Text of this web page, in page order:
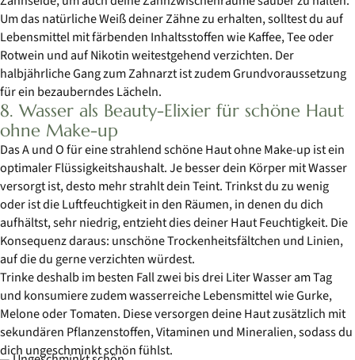
Um das natürliche Weiß deiner Zähne zu erhalten, solltest du auf
Lebensmittel mit färbenden Inhaltsstoffen wie Kaffee, Tee oder
Rotwein und auf Nikotin weitestgehend verzichten. Der
halbjährliche Gang zum Zahnarzt ist zudem Grundvoraussetzung
für ein bezauberndes Lächeln.
8. Wasser als Beauty-Elixier für schöne Haut
ohne Make-up
Das A und O für eine strahlend schöne Haut ohne Make-up ist ein
optimaler Flüssigkeitshaushalt. Je besser dein Körper mit Wasser
versorgt ist, desto mehr strahlt dein Teint. Trinkst du zu wenig
oder ist die Luftfeuchtigkeit in den Räumen, in denen du dich
aufhältst, sehr niedrig, entzieht dies deiner Haut Feuchtigkeit. Die
Konsequenz daraus: unschöne Trockenheitsfältchen und Linien,
auf die du gerne verzichten würdest.
Trinke deshalb im besten Fall zwei bis drei Liter Wasser am Tag
und konsumiere zudem wasserreiche Lebensmittel wie Gurke,
Melone oder Tomaten. Diese versorgen deine Haut zusätzlich mit
sekundären Pflanzenstoffen, Vitaminen und Mineralien, sodass du
dich ungeschminkt schön fühlst.